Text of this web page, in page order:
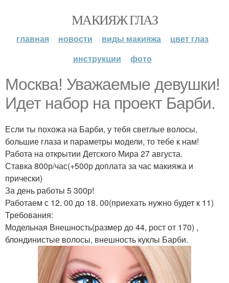
МАКИЯЖ ГЛАЗ
главная новости виды макияжа
цвет глаз
инструкции
фото
Москва! Уважаемые девушки!
Идет набор на проект Барби.
Если ты похожа на Барби, у тебя светлые волосы,
большие глаза и параметры модели, то тебе к нам!
Работа на открытии Детского Мира 27 августа.
Ставка 800р/час(+500р доплата за час макияжа и
прически)
За день работы 5 300р!
Работаем с 12. 00 до 18. 00(приехать нужно будет к 11)
Требования:
Модельная Внешность(размер до 44, рост от 170) ,
блондинистые волосы, внешность куклы Барби.